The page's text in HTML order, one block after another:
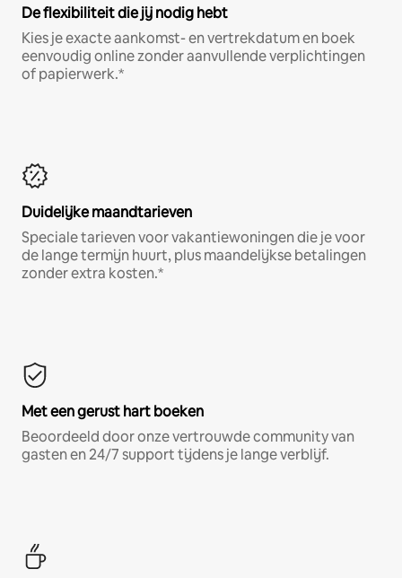
De flexibiliteit die jij nodig hebt
Kies je exacte aankomst- en vertrekdatum en boek
eenvoudig online zonder aanvullende verplichtingen
of papierwerk.*
Duidelijke maandtarieven
Speciale tarieven voor vakantiewoningen die je voor
de lange termijn huurt, plus maandelijkse betalingen
zonder extra kosten.*
Met een gerust hart boeken
Beoordeeld door onze vertrouwde community van
gasten en 24/7 support tijdens je lange verblijf.